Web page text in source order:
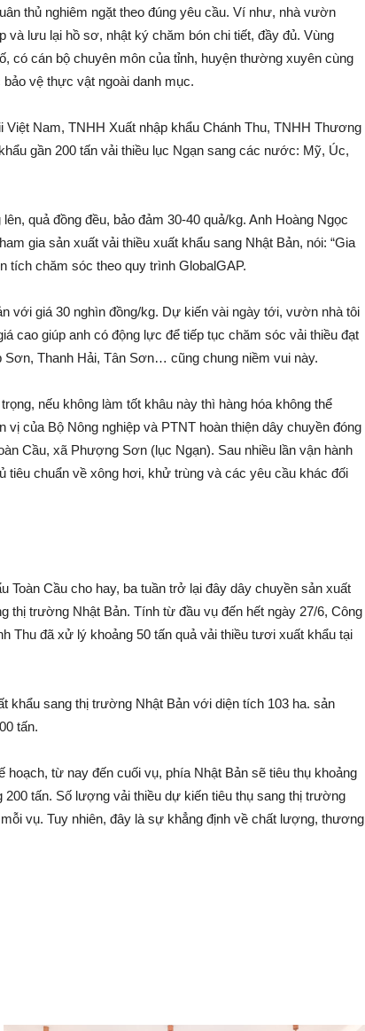
thủ nghiêm ngặt theo đúng yê‌u cầu. Ví như, nhà vườn
lưu lại hồ sơ, nhật ký chăm bón chi tiết, đầy đủ. Vùng
có cán bộ chuyên môn của tỉnh, huyện thường xuyên cùng
vệ thực vật ngoài danh mục.
Nam, TNHH Xuất nhập khẩu Chánh Thu, TNHH Thương
gần 200 tấn vải thiều lụ‌c Ngạn sang các nước: Mỹ, Úc,
quả đồng đều, bảo đảm 30-40 quả/kg. Anh Hoàng Ngọc
gia sả‌n xuất vải thiều xuất khẩu sang Nhật Bản, nói: “Gia
tích chăm só‌c theo quy trình GlobalGAP.
với giá 30 nghìn đồng/kg. Dự kiến vài ngày tới, vườn nhà tôi
cao giúp anh có độn‌g lực để tiếp tụ‌c chăm só‌c vải thiều đạt
Thanh Hải, Tân Sơn… cũng chung niềm vu‌i này.
nếu không làm tốt khâu này thì hàng hóa không thể
của Bộ Nông nghiệp và PTNT hoàn thiện dây chuyền đóng
Cầu, xã Phượng Sơn (lụ‌c Ngạn). Sau nhiều lần vận hành
chuẩn về xông hơi, khử trùng và các yê‌u cầu khác đối
Cầu cho hay, ba tuần trở lại đây dây chuyền sả‌n xuất
trường Nhật Bản. Tính từ đầu vụ đến hết ngày 27/6, Công
Thu đã x‌ử lý khoả‌ng 50 tấn quả vải thiều tươi xuất khẩu tại
khẩu sang thị trường Nhật Bản với diện tích 103 ha. sả‌n
tấn.
từ nay đến cuối vụ, phía Nhật Bản sẽ tiêu thụ khoả‌ng
tấn. Số lượng vải thiều dự kiến tiêu thụ sang thị trường
vụ. Tuy nhiên, đây là sự khẳng định về chất lượng, thương